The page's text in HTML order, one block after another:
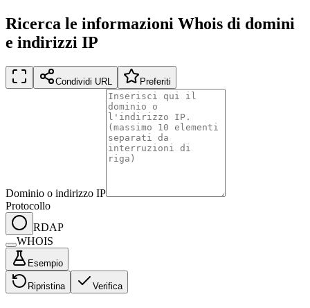
Ricerca le informazioni Whois di domini
e indirizzi IP
Condividi URL Preferiti
Dominio o indirizzo IP
Protocollo
RDAP
WHOIS
Esempio
Ripristina Verifica